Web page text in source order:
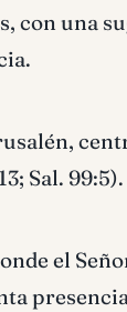
con una
Sal. 99:5).
el